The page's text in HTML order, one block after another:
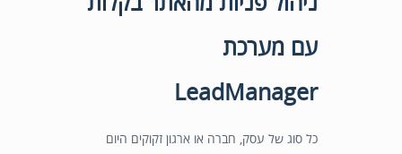
עם מערכת
LeadManager
כל סוג של עסק, חברה או ארגון זקוקים היום